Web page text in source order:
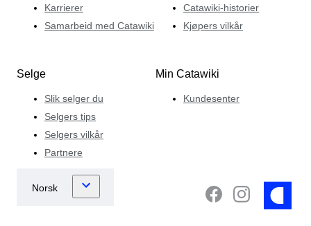
Karrierer
Samarbeid med Catawiki
Catawiki-historier
Kjøpers vilkår
Selge
Slik selger du
Selgers tips
Selgers vilkår
Partnere
Min Catawiki
Kundesenter